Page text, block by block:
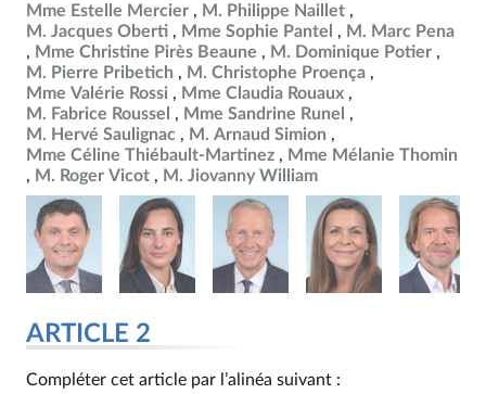
Mme Estelle Mercier
M. Philippe Naillet
M. Jacques Oberti
Mme Sophie Pantel
M. Marc Pena
Mme Christine Pirès Beaune
M. Dominique Potier
M. Pierre Pribetich
M. Christophe Proença
Mme Valérie Rossi
Mme Claudia Rouaux
M. Fabrice Roussel
Mme Sandrine Runel
M. Hervé Saulignac
M. Arnaud Simion
Mme Céline Thiébault-Martinez
Mme Mélanie Thomin
M. Roger Vicot
M. Jiovanny William
ARTICLE 2
Compléter cet article par l’alinéa suivant :